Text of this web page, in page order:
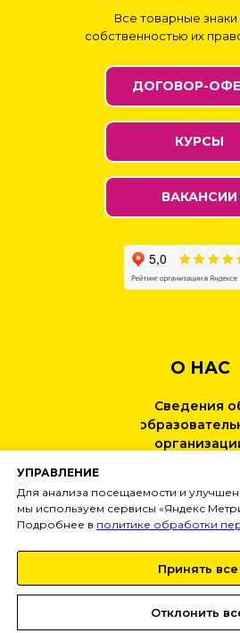
Все товарные
собственностью их
Тел: +7 (499)
О НАС
inginirium-
ВАКАНСИИ
КУРСЫ
Сведения
ДОГОВОР-
УПРАВЛЕНИЕ
Для анализа посещаемости и
мы используем сервисы «Яндекс
Подробнее в политике обработки
Принять все
Отклонить